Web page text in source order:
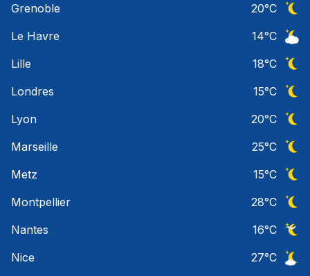
Grenoble
20°C
Le Havre
14°C
Lille
18°C
Londres
15°C
Lyon
20°C
Marseille
25°C
Metz
15°C
Montpellier
28°C
Nantes
16°C
Nice
27°C